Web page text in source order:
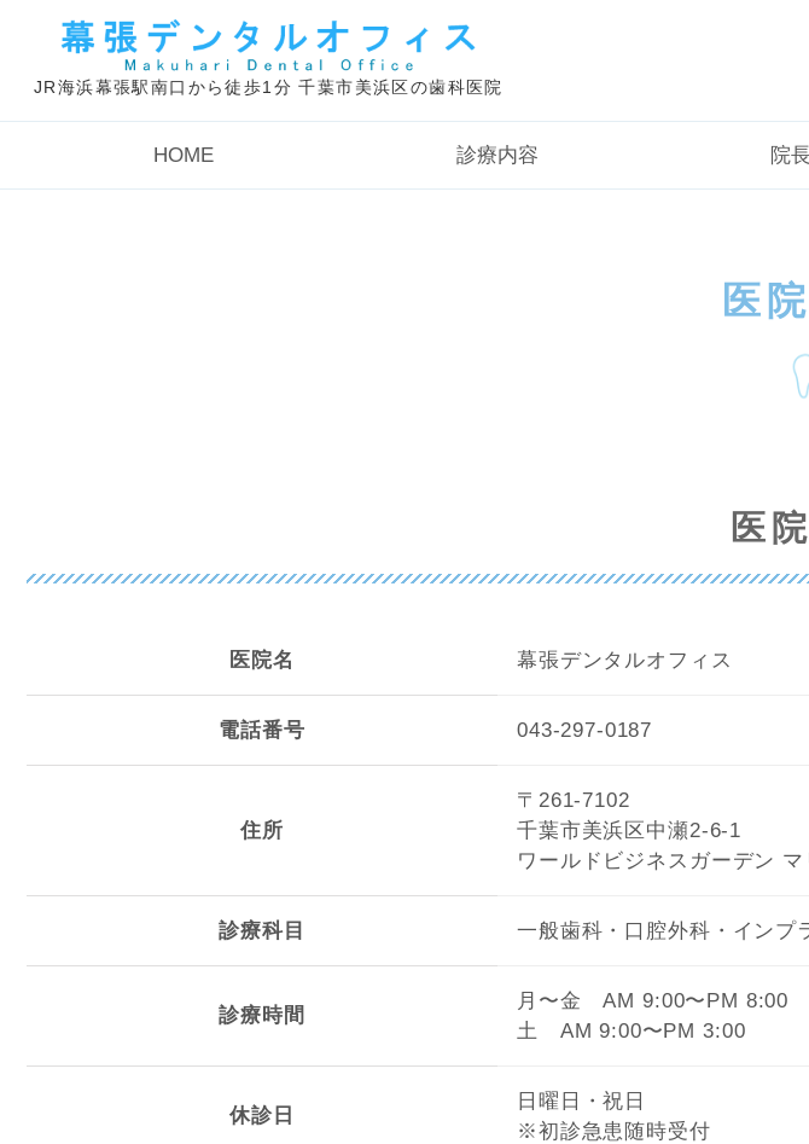
千葉市美浜区
JR海浜幕張駅南口から徒歩1分 千葉市美浜区の歯科医院
HOME 診療内容 院
医
医
医院名 幕張デンタルオフィス
電話番号 043-297-0187
住所
〒261-7102
千葉市美浜区中瀬2-6-1
ワールドビジネスガーデン
診療科目 一般歯科・口腔外科・インプ
診療時間
月〜金 AM 9:00〜PM 8:00
土 AM 9:00〜PM 3:00
休診日
日曜日・祝日
※初診急患随時受付